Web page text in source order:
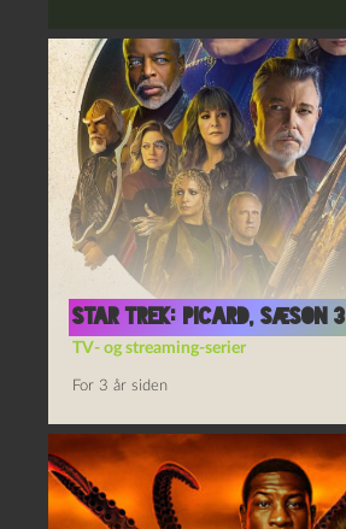
Star Trek: Picard, sæson 3
TV- og streaming-serier
For 3 år siden